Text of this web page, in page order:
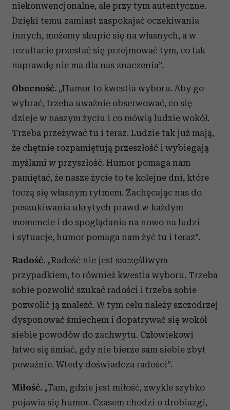
niekonwencjonalne, ale przy tym autentyczne.
Dzięki temu zamiast zaspokajać oczekiwania
innych, możemy skupić się na własnych, a w
rezultacie przestać się przejmować tym, co tak
naprawdę nie ma dla nas znaczenia”.
Obecność. „Humor to kwestia wyboru. Aby go
wybrać, trzeba uważnie obserwować, co się
dzieje w naszym życiu i co mówią ludzie wokół.
Trzeba przeżywać tu i teraz. Ludzie tak już mają,
że chętnie rozpamiętują przeszłość i wybiegają
myślami w przyszłość. Humor pomaga nam
pamiętać, że nasze życie to te kolejne dni, które
toczą się własnym rytmem. Zachęcając nas do
poszukiwania ukrytych prawd w każdym
momencie i do spoglądania na nowo na ludzi
i sytuacje, humor pomaga nam żyć tu i teraz”.
Radość. „Radość nie jest szczęśliwym
przypadkiem, to również kwestia wyboru. Trzeba
sobie pozwolić szukać radości i trzeba sobie
pozwolić ją znaleźć. W tym celu należy szczodrzej
dysponować śmiechem i dopatrywać się wokół
siebie powodów do zachwytu. Człowiekowi
łatwo się śmiać, gdy nie bierze sam siebie zbyt
poważnie. Wtedy doświadcza radości”.
Miłość. „Tam, gdzie jest miłość, zwykle szybko
pojawia się humor. Czasem chodzi o drobiazgi,